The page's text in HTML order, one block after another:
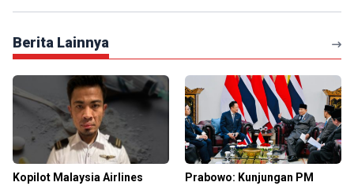
Berita Lainnya
Kopilot Malaysia Airlines
Prabowo: Kunjungan PM